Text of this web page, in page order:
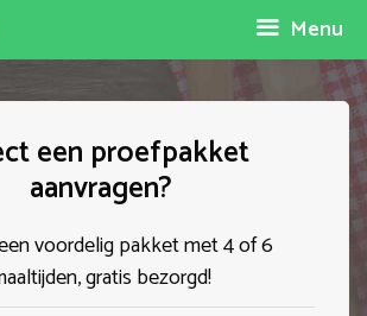
Menu
een proefpakket
aanvragen?
voordelig pakket met 4 of 6
gratis bezorgd!